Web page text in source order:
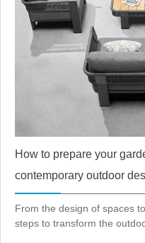
How to prepare your
contemporary outdoor
From the design of spaces
steps to transform the